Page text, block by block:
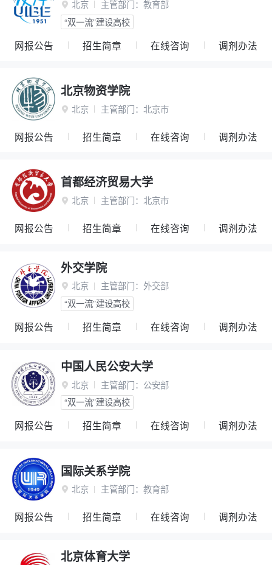
 北京 主管部门： 教育部
“双一流”建设高校
网报公告 招生简章 在线咨询 调剂办法
北京物资学院
 北京 主管部门： 北京市
网报公告 招生简章 在线咨询 调剂办法
首都经济贸易大学
 北京 主管部门： 北京市
网报公告 招生简章 在线咨询 调剂办法
外交学院
 北京 主管部门： 外交部
“双一流”建设高校
网报公告 招生简章 在线咨询 调剂办法
中国人民公安大学
 北京 主管部门： 公安部
“双一流”建设高校
网报公告 招生简章 在线咨询 调剂办法
国际关系学院
 北京 主管部门： 教育部
网报公告 招生简章 在线咨询 调剂办法
北京体育大学